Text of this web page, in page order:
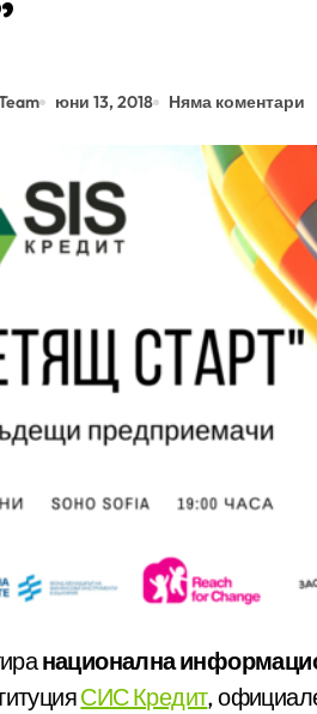
юни 13, 2018 Няма коментари
национална
СИС Кредит,